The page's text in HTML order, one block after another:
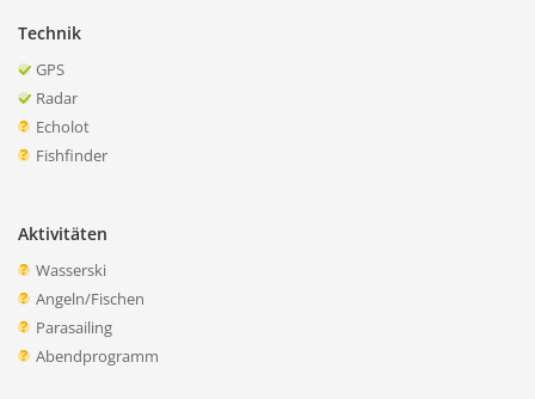
Technik
GPS
Radar
Echolot
Fishfinder
Aktivitäten
Wasserski
Angeln/Fischen
Parasailing
Abendprogramm